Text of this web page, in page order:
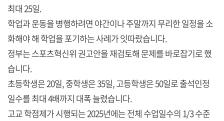
최대 25일.
학업과 운동을 병행하려면 야간이나 주말까지 무리한 일정을 소
화해야 해 학업을 포기하는 사례가 잇따랐습니다.
정부는 스포츠혁신위 권고안을 재검토해 문제를 바로잡기로 했
습니다.
초등학생은 20일, 중학생은 35일, 고등학생은 50일로 출석인정
일수를 최대 4배까지 대폭 늘렸습니다.
고교 학점제가 시행되는 2025년에는 전체 수업일수의 1/3 수준